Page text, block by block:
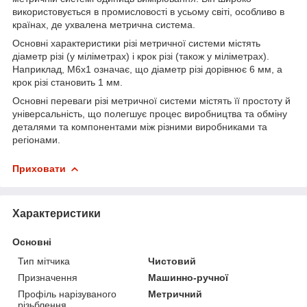
використовується в промисловості в усьому світі, особливо в
країнах, де ухвалена метрична система.
Основні характеристики різі метричної системи містять
діаметр різі (у міліметрах) і крок різі (також у міліметрах).
Наприклад, M6x1 означає, що діаметр різі дорівнює 6 мм, а
крок різі становить 1 мм.
Основні переваги різі метричної системи містять її простоту й
універсальність, що полегшує процес виробництва та обміну
деталями та компонентами між різними виробниками та
регіонами.
Приховати
Характеристики
Основні
Тип мітчика
Чистовий
Призначення
Машинно-ручної
Профіль нарізуваного
різьблення
Метричний